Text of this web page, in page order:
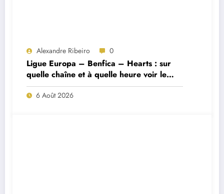
Alexandre Ribeiro 0
Ligue Europa – Benfica – Hearts : sur
quelle chaîne et à quelle heure voir le
match ?
6 Août 2026